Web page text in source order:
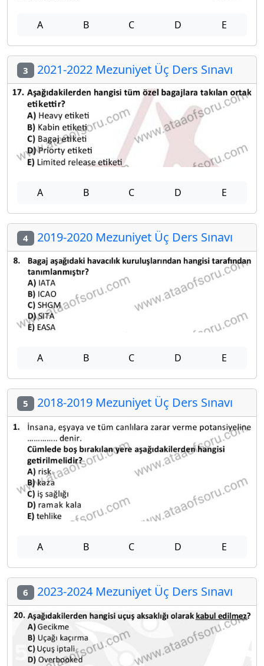
A B C D E
3 2021-2022 Mezuniyet Üç Ders Sınavı
A B C D E
4 2019-2020 Mezuniyet Üç Ders Sınavı
A B C D E
5 2018-2019 Mezuniyet Üç Ders Sınavı
A B C D E
6 2023-2024 Mezuniyet Üç Ders Sınavı